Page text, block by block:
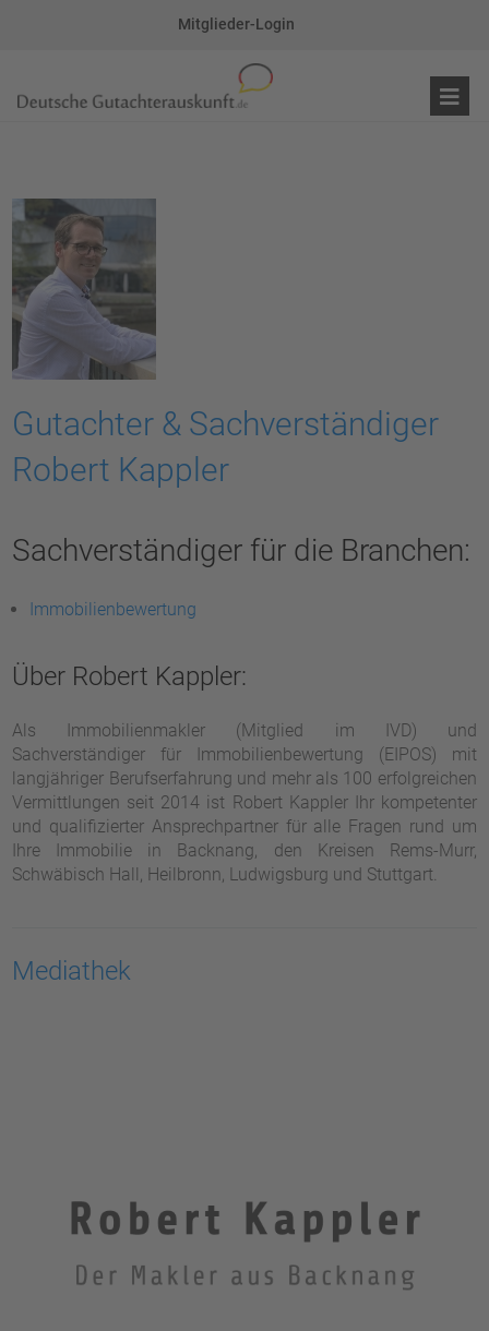
Mitglieder-Login
Gutachter & Sachverständiger
Robert Kappler
Sachverständiger für die Branchen:
Immobilienbewertung
Über Robert Kappler:
Als Immobilienmakler (Mitglied im IVD) und
Sachverständiger für Immobilienbewertung (EIPOS) mit
langjähriger Berufserfahrung und mehr als 100 erfolgreichen
Vermittlungen seit 2014 ist Robert Kappler Ihr kompetenter
und qualifizierter Ansprechpartner für alle Fragen rund um
Ihre Immobilie in Backnang, den Kreisen Rems-Murr,
Schwäbisch Hall, Heilbronn, Ludwigsburg und Stuttgart.
Mediathek